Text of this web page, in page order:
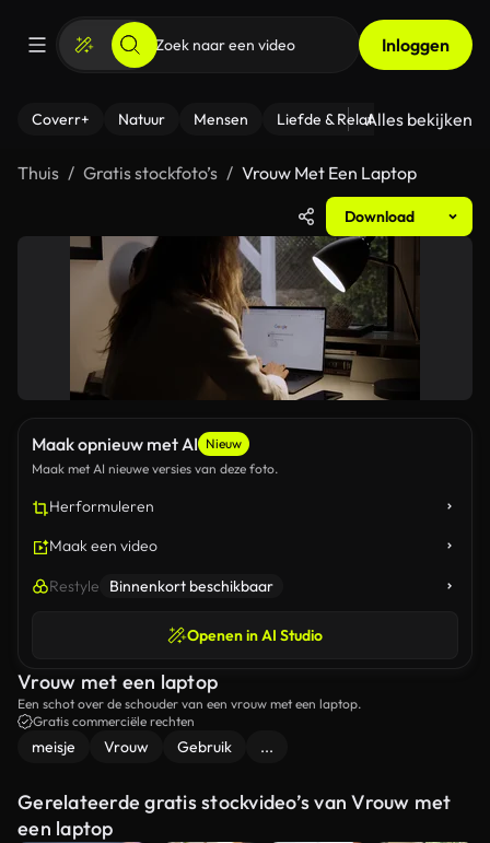
Inloggen
Coverr+ Natuur Mensen Liefde & Relaties - Fitness
Alles bekijken
Thuis Gratis stockfoto’s Vrouw Met Een Laptop
Download
Maak opnieuw met AI Nieuw
Maak met AI nieuwe versies van deze foto.
Herformuleren
Maak een video
Restyle Binnenkort beschikbaar
Openen in AI Studio
Vrouw met een laptop
Een schot over de schouder van een vrouw met een laptop.
Gratis commerciële rechten
meisje Vrouw Gebruik ...
Gerelateerde gratis stockvideo’s van Vrouw met
een laptop